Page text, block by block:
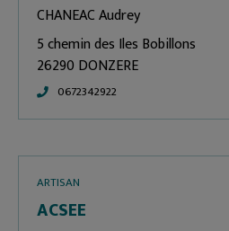
CHANEAC Audrey
5 chemin des Iles Bobillons
26290 DONZERE
0672342922
ARTISAN
ACSEE